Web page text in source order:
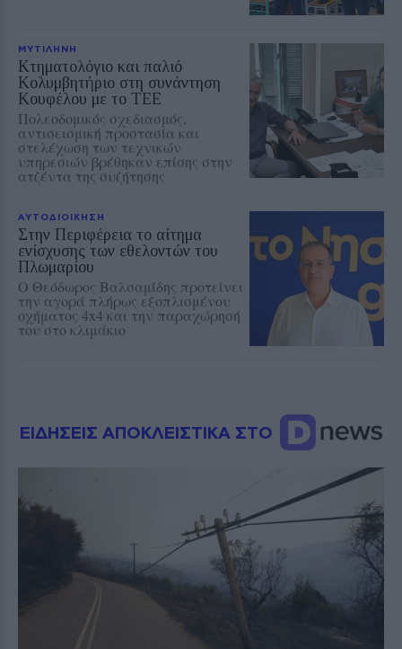
ΜΥΤΙΛΗΝΗ
Κτηματολόγιο και παλιό
Κολυμβητήριο στη συνάντηση
Κουφέλου με το ΤΕΕ
Πολεοδομικός σχεδιασμός,
αντισεισμική προστασία και
στελέχωση των τεχνικών
υπηρεσιών βρέθηκαν επίσης στην
ατζέντα της συζήτησης
ΑΥΤΟΔΙΟΙΚΗΣΗ
Στην Περιφέρεια το αίτημα
ενίσχυσης των εθελοντών του
Πλωμαρίου
Ο Θεόδωρος Βαλσαμίδης προτείνει
την αγορά πλήρως εξοπλισμένου
οχήματος 4x4 και την παραχώρησή
του στο κλιμάκιο
ΕΙΔΗΣΕΙΣ ΑΠΟΚΛΕΙΣΤΙΚΑ ΣΤΟ